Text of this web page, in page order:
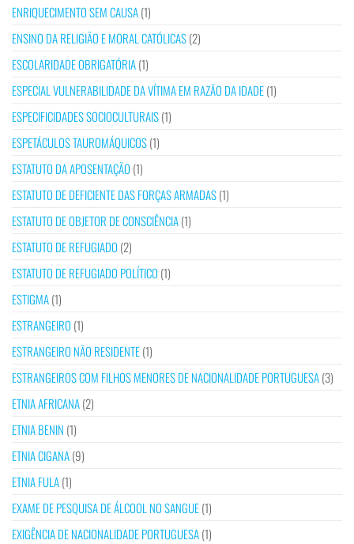
ENRIQUECIMENTO SEM CAUSA(1)
ENSINO DA RELIGIÃO E MORAL CATÓLICAS(2)
ESCOLARIDADE OBRIGATÓRIA(1)
ESPECIAL VULNERABILIDADE DA VÍTIMA EM RAZÃO DA IDADE(1)
ESPECIFICIDADES SOCIOCULTURAIS(1)
ESPETÁCULOS TAUROMÁQUICOS(1)
ESTATUTO DA APOSENTAÇÃO (1)
ESTATUTO DE DEFICIENTE DAS FORÇAS ARMADAS(1)
ESTATUTO DE OBJETOR DE CONSCIÊNCIA(1)
ESTATUTO DE REFUGIADO (2)
ESTATUTO DE REFUGIADO POLÍTICO (1)
ESTIGMA(1)
ESTRANGEIRO (1)
ESTRANGEIRO NÃO RESIDENTE(1)
ESTRANGEIROS COM FILHOS MENORES DE NACIONALIDADE PORTUGUESA(3)
ETNIA AFRICANA(2)
ETNIA BENIN (1)
ETNIA CIGANA(9)
ETNIA FULA(1)
EXAME DE PESQUISA DE ÁLCOOL NO SANGUE(1)
EXIGÊNCIA DE NACIONALIDADE PORTUGUESA(1)